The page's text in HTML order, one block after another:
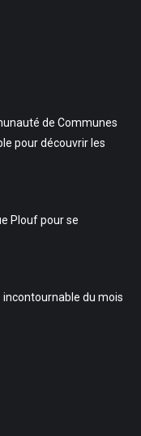
de Communes
pour découvrir les
Plouf pour se
incontournable du mois